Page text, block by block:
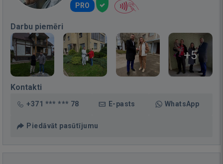
PRO
Darbu piemēri
+5
Kontakti
+371 *** *** 78 E-pasts WhatsApp
Piedāvāt pasūtījumu